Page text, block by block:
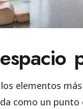
elementos
como un